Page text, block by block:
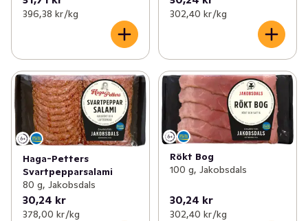
396,38 kr /kg 302,40 kr /kg
Haga-Petters
Svartpepparsalami
80 g, Jakobsdals
30,24 kr
378,00 kr /kg
Rökt Bog
100 g, Jakobsdals
30,24 kr
302,40 kr /kg